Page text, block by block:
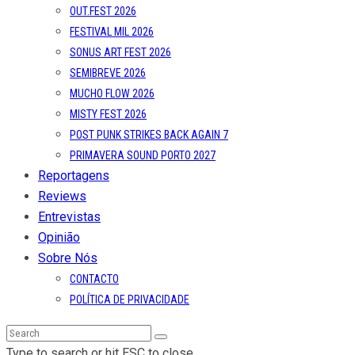
OUT.FEST 2026
FESTIVAL MIL 2026
SONUS ART FEST 2026
SEMIBREVE 2026
MUCHO FLOW 2026
MISTY FEST 2026
POST PUNK STRIKES BACK AGAIN 7
PRIMAVERA SOUND PORTO 2027
Reportagens
Reviews
Entrevistas
Opinião
Sobre Nós
CONTACTO
POLÍTICA DE PRIVACIDADE